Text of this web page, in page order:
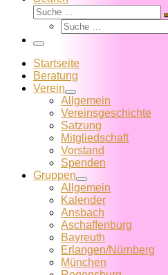
Suche
Suche
Menü
Startseite
Beratung
Verein
Allgemein
Vereins­geschichte
Satzung
Mitglied­schaft
Vorstand
Spenden
Gruppen
Allgemein
Kalender
Ansbach
Aschaffenburg
Bayreuth
Erlangen/Nürnberg
München